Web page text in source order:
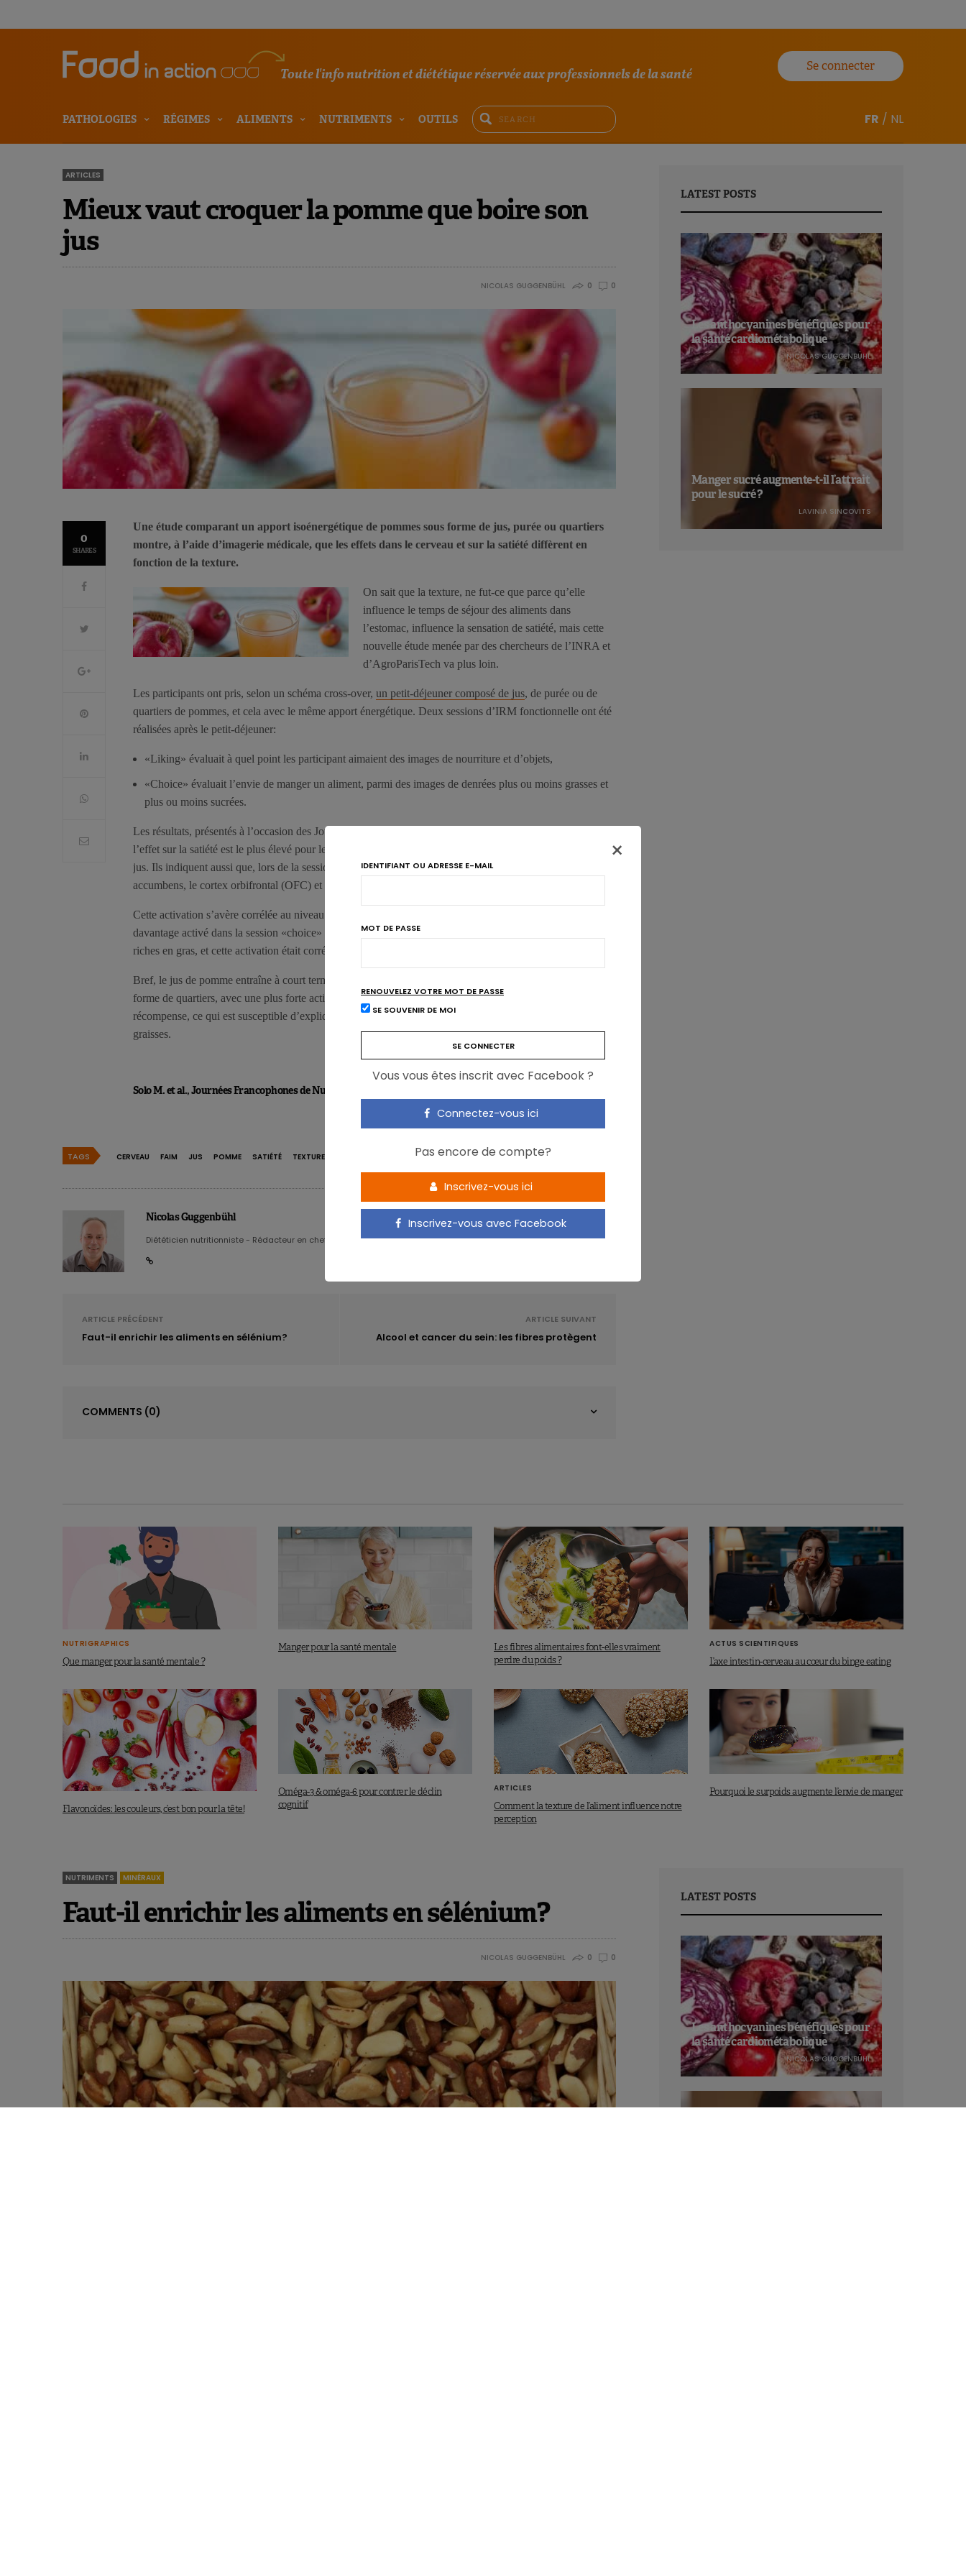
Toute l'info nutrition et diététique réservée aux professionnels de la santé
Se connecter
PATHOLOGIES RÉGIMES ALIMENTS NUTRIMENTS OUTILS FR / NL
ARTICLES
Mieux vaut croquer la pomme que boire son
jus
NICOLAS GUGGENBÜHL 0 0
0
SHARES
Une étude comparant un apport isoénergétique de pommes sous forme de jus, purée ou quartiers
montre, à l’aide d’imagerie médicale, que les effets dans le cerveau et sur la satiété diffèrent en
fonction de la texture.
On sait que la texture, ne fut-ce que parce qu’elle
influence le temps de séjour des aliments dans
l’estomac, influence la sensation de satiété, mais cette
nouvelle étude menée par des chercheurs de l’INRA et
d’AgroParisTech va plus loin.
Les participants ont pris, selon un schéma cross-over, un petit-déjeuner composé de jus, de purée ou de
quartiers de pommes, et cela avec le même apport énergétique. Deux sessions d’IRM fonctionnelle ont été
réalisées après le petit-déjeuner:
«Liking» évaluait à quel point les participant aimaient des images de nourriture et d’objets,
«Choice» évaluait l’envie de manger un aliment, parmi des images de denrées plus ou moins grasses et
plus ou moins sucrées.
Les résultats, présentés à l’occasion des Journées Francophones de Nutrition JFN 2014, montrent que
l’effet sur la satiété est le plus élevé pour les quartiers, intermédiaire pour la purée et le plus faible pour le
jus. Ils indiquent aussi que, lors de la session «liking», c’estle jus de pommequi active le plus le noyau
accumbens, le cortex orbifrontal (OFC) et l’hypothalamus.
Cette activation s’avère corrélée au niveau de faim rapporté après le petit-déjeuner. L’OFC était aussi
davantage activé dans la session «choice» suite au jus de pomme avec la présentation d’images d’aliments
riches en gras, et cette activation était corrélée avec le niveau de faim et le «plaisir attendu à manger».
Bref, le jus de pomme entraîne à court terme une satiété moindre que la même quantité d’énergie sous
forme de quartiers, avec une plus forte activation des zones cérébrales impliquées dans le plaisir et la
récompense, ce qui est susceptible d’expliquer un attrait plus important pour des aliments riches en
graisses.
Solo M. et al., Journées Francophones de Nutrition, Bruxelles, 10-12 décembre 2014.
TAGS CERVEAU FAIM JUS POMME SATIÉTÉ TEXTURE
Nicolas Guggenbühl
Diététicien nutritionniste - Rédacteur en chef - Partner & Senior Nutrition Expert - Karott'
ARTICLE PRÉCÉDENT
Faut-il enrichir les aliments en sélénium?
ARTICLE SUIVANT
Alcool et cancer du sein: les fibres protègent
COMMENTS (0)
LATEST POSTS
Les anthocyanines bénéfiques pour
la santé cardiométabolique
NICOLAS GUGGENBÜHL
Manger sucré augmente-t-il l’attrait
pour le sucré ?
LAVINIA SINCOVITS
NUTRIGRAPHICS
Que manger pour la santé mentale ?
Manger pour la santé mentale
Les fibres alimentaires font-elles vraiment
perdre du poids ?
ACTUS SCIENTIFIQUES
L’axe intestin-cerveau au cœur du binge eating
Flavonoïdes: les couleurs, c’est bon pour la tête!
Oméga-3 & oméga-6 pour contrer le déclin
cognitif
ARTICLES
Comment la texture de l’aliment influence notre
perception
Pourquoi le surpoids augmente l’envie de manger
NUTRIMENTS MINÉRAUX
Faut-il enrichir les aliments en sélénium?
NICOLAS GUGGENBÜHL 0 0
LATEST POSTS
Les anthocyanines bénéfiques pour
la santé cardiométabolique
NICOLAS GUGGENBÜHL
×
IDENTIFIANT OU ADRESSE E-MAIL
MOT DE PASSE
RENOUVELEZ VOTRE MOT DE PASSE
SE SOUVENIR DE MOI
Vous vous êtes inscrit avec Facebook ?
Connectez-vous ici
Pas encore de compte?
Inscrivez-vous ici
Inscrivez-vous avec Facebook